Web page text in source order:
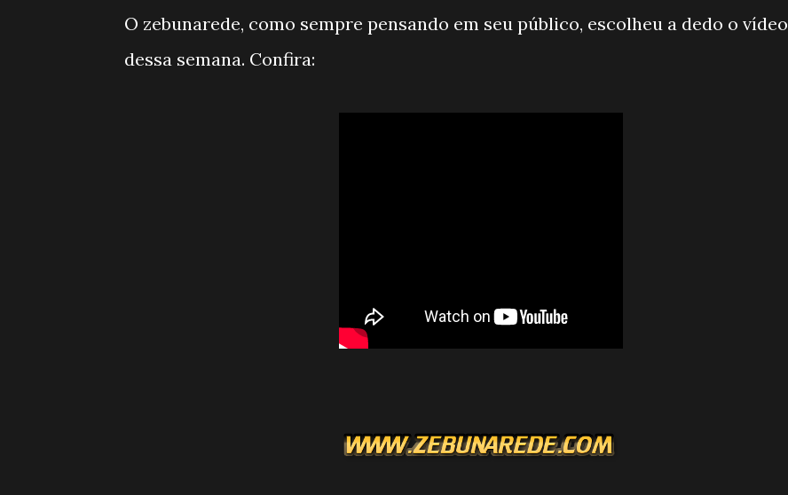
O zebunarede, como sempre pensando em seu público, escolheu a dedo o vídeo
dessa semana. Confira: